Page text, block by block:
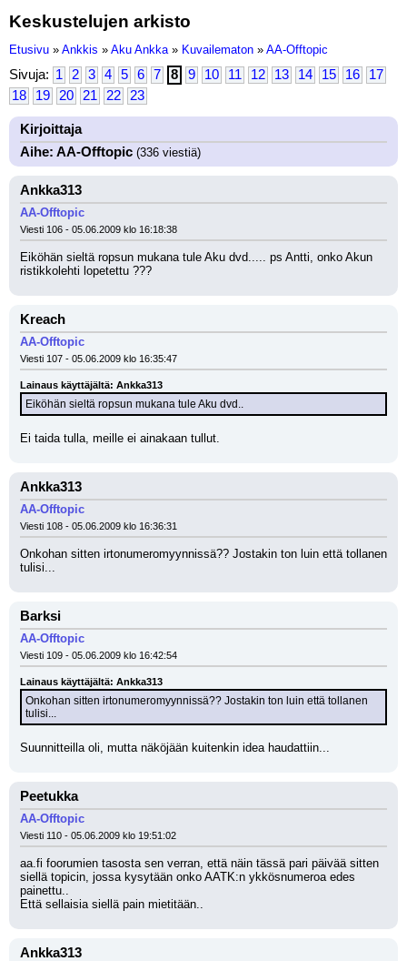
Keskustelujen arkisto
Etusivu » Ankkis » Aku Ankka » Kuvailematon » AA-Offtopic
Sivuja: 1 2 3 4 5 6 7 8 9 10 11 12 13 14 15 16
17
18
19 20 21 22 23
Kirjoittaja
Aihe: AA-Offtopic (336 viestiä)
Ankka313
AA-Offtopic
Viesti 106 - 05.06.2009 klo 16:18:38
Eiköhän sieltä ropsun mukana tule Aku dvd..... ps Antti, onko Akun
ristikkolehti lopetettu ???
Kreach
AA-Offtopic
Viesti 107 - 05.06.2009 klo 16:35:47
Lainaus käyttäjältä: Ankka313
Eiköhän sieltä ropsun mukana tule Aku dvd..
Ei taida tulla, meille ei ainakaan tullut.
Ankka313
AA-Offtopic
Viesti 108 - 05.06.2009 klo 16:36:31
Onkohan sitten irtonumeromyynnissä?? Jostakin ton luin että tollanen
tulisi...
Barksi
AA-Offtopic
Viesti 109 - 05.06.2009 klo 16:42:54
Lainaus käyttäjältä: Ankka313
Onkohan sitten irtonumeromyynnissä?? Jostakin ton luin että tollanen
tulisi...
Suunnitteilla oli, mutta näköjään kuitenkin idea haudattiin...
Peetukka
AA-Offtopic
Viesti 110 - 05.06.2009 klo 19:51:02
aa.fi foorumien tasosta sen verran, että näin tässä pari päivää sitten
siellä topicin, jossa kysytään onko AATK:n ykkösnumeroa edes
painettu..
Että sellaisia siellä pain mietitään..
Ankka313